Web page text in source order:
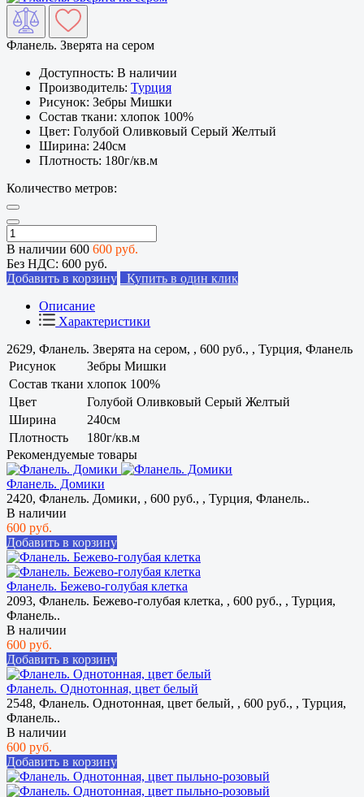
Фланель. Зверята на сером
Доступность: В наличии
Производитель: Турция
Рисунок: Зебры Мишки
Состав ткани: хлопок 100%
Цвет: Голубой Оливковый Серый Желтый
Ширина: 240см
Плотность: 180г/кв.м
Количество метров:
В наличии 600 600 руб.
Без НДС: 600 руб.
Добавить в корзину
Купить в один клик
Описание
Характеристики
2629, Фланель. Зверята на сером, , 600 руб., , Турция, Фланель
Рисунок
Зебры Мишки
Состав ткани хлопок 100%
Цвет
Голубой Оливковый Серый Желтый
Ширина
240см
Плотность
180г/кв.м
Рекомендуемые товары
Фланель. Домики
2420, Фланель. Домики, , 600 руб., , Турция, Фланель..
В наличии
600 руб.
Добавить в корзину
Фланель. Бежево-голубая клетка
2093, Фланель. Бежево-голубая клетка, , 600 руб., , Турция,
Фланель..
В наличии
600 руб.
Добавить в корзину
Фланель. Однотонная, цвет белый
2548, Фланель. Однотонная, цвет белый, , 600 руб., , Турция,
Фланель..
В наличии
600 руб.
Добавить в корзину